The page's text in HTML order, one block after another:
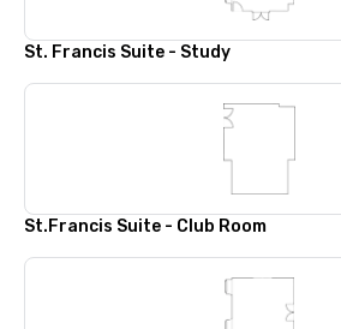
St. Francis Suite - Study
St.Francis Suite - Club Room